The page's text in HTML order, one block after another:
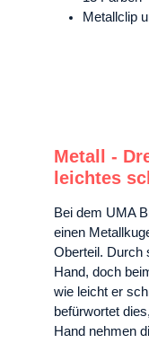
Metallclip
Metall -
leichtes
Bei dem UMA
einen
Oberteil. Durch
Hand, doch
wie leicht er
befürwortet
Hand nehmen